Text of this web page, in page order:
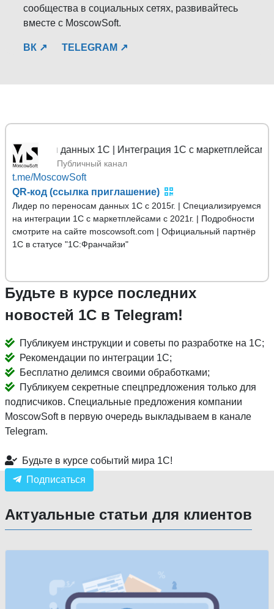
сообщества в социальных сетях, развивайтесь
вместе с MoscowSoft.
ВК ↗ TELEGRAM ↗
данных 1С | Интеграция 1С с маркетплейсами
Публичный канал
t.me/MoscowSoft
QR-код (ссылка приглашение)
Лидер по переносам данных 1С с 2015г. | Специализируемся
на интеграции 1С с маркетплейсами с 2021г. | Подробности
смотрите на сайте moscowsoft.com | Официальный партнёр
1С в статусе "1С:Франчайзи"
Будьте в курсе последних
новостей 1С в Telegram!
Публикуем инструкции и советы по разработке на 1С;
Рекомендации по интеграции 1С;
Бесплатно делимся своими обработками;
Публикуем секретные спецпредложения только для
подписчиков. Специальные предложения компании
MoscowSoft в первую очередь выкладываем в канале
Telegram.
Будьте в курсе событий мира 1С!
Подписаться
Актуальные статьи для клиентов